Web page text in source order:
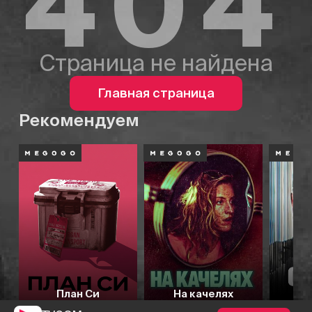
Страница не найдена
Главная страница
Рекомендуем
План Си На качелях